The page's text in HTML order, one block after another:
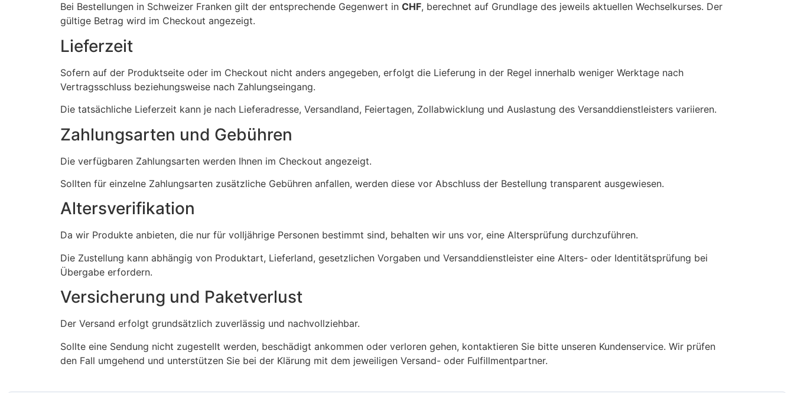
Bei Bestellungen in Schweizer Franken gilt der entsprechende Gegenwert in CHF, berechnet auf Grundlage des jeweils aktuellen Wechselkurses. Der
gültige Betrag wird im Checkout angezeigt.
Lieferzeit
Sofern auf der Produktseite oder im Checkout nicht anders angegeben, erfolgt die Lieferung in der Regel innerhalb weniger Werktage nach
Vertragsschluss beziehungsweise nach Zahlungseingang.
Die tatsächliche Lieferzeit kann je nach Lieferadresse, Versandland, Feiertagen, Zollabwicklung und Auslastung des Versanddienstleisters variieren.
Zahlungsarten und Gebühren
Die verfügbaren Zahlungsarten werden Ihnen im Checkout angezeigt.
Sollten für einzelne Zahlungsarten zusätzliche Gebühren anfallen, werden diese vor Abschluss der Bestellung transparent ausgewiesen.
Altersverifikation
Da wir Produkte anbieten, die nur für volljährige Personen bestimmt sind, behalten wir uns vor, eine Altersprüfung durchzuführen.
Die Zustellung kann abhängig von Produktart, Lieferland, gesetzlichen Vorgaben und Versanddienstleister eine Alters- oder Identitätsprüfung bei
Übergabe erfordern.
Versicherung und Paketverlust
Der Versand erfolgt grundsätzlich zuverlässig und nachvollziehbar.
Sollte eine Sendung nicht zugestellt werden, beschädigt ankommen oder verloren gehen, kontaktieren Sie bitte unseren Kundenservice. Wir prüfen
den Fall umgehend und unterstützen Sie bei der Klärung mit dem jeweiligen Versand- oder Fulfillmentpartner.